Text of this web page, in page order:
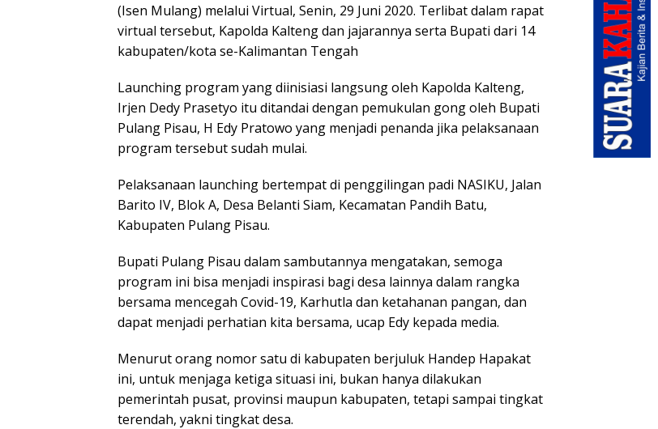
(Isen Mulang) melalui Virtual, Senin, 29 Juni 2020. Terlibat dalam rapat
virtual tersebut, Kapolda Kalteng dan jajarannya serta Bupati dari 14
kabupaten/kota se-Kalimantan Tengah
Launching program yang diinisiasi langsung oleh Kapolda Kalteng,
Irjen Dedy Prasetyo itu ditandai dengan pemukulan gong oleh Bupati
Pulang Pisau, H Edy Pratowo yang menjadi penanda jika pelaksanaan
program tersebut sudah mulai.
Pelaksanaan launching bertempat di penggilingan padi NASIKU, Jalan
Barito IV, Blok A, Desa Belanti Siam, Kecamatan Pandih Batu,
Kabupaten Pulang Pisau.
Bupati Pulang Pisau dalam sambutannya mengatakan, semoga
program ini bisa menjadi inspirasi bagi desa lainnya dalam rangka
bersama mencegah Covid-19, Karhutla dan ketahanan pangan, dan
dapat menjadi perhatian kita bersama, ucap Edy kepada media.
Menurut orang nomor satu di kabupaten berjuluk Handep Hapakat
ini, untuk menjaga ketiga situasi ini, bukan hanya dilakukan
pemerintah pusat, provinsi maupun kabupaten, tetapi sampai tingkat
terendah, yakni tingkat desa.